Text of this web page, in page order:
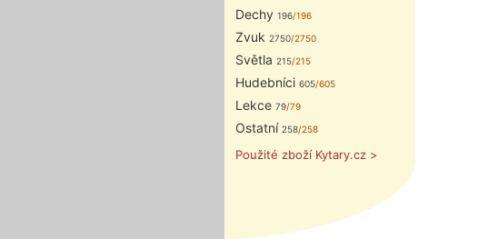
Dechy 196/196
Zvuk 2750/2750
Světla 215/215
Hudebníci 605/605
Lekce 79/79
Ostatní 258/258
Použité zboží Kytary.cz >